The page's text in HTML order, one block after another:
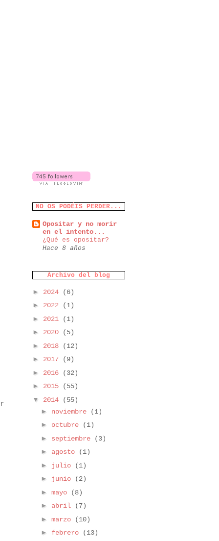
NO OS PODÉIS PERDER...
Opositar y no morir
en el intento...
¿Qué es opositar?
Hace 8 años
Archivo del blog
► 2024
(6)
► 2022
(1)
► 2021
(1)
► 2020
(5)
► 2018
(12)
► 2017
(9)
► 2016
(32)
► 2015
(55)
▼ 2014
(55)
► noviembre
(1)
► octubre
(1)
► septiembre
(3)
► agosto
(1)
► julio
(1)
► junio
(2)
► mayo
(8)
► abril
(7)
► marzo
(10)
► febrero
(13)